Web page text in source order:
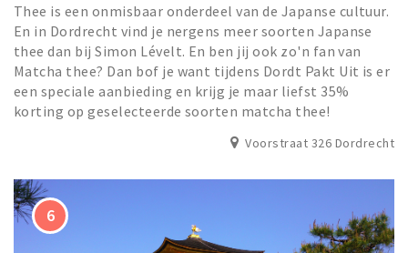
Thee is een onmisbaar onderdeel van de Japanse cultuur.
En in Dordrecht vind je nergens meer soorten Japanse
thee dan bij Simon Lévelt. En ben jij ook zo'n fan van
Matcha thee? Dan bof je want tijdens Dordt Pakt Uit is er
een speciale aanbieding en krijg je maar liefst 35%
korting op geselecteerde soorten matcha thee!
Voorstraat 326 Dordrecht